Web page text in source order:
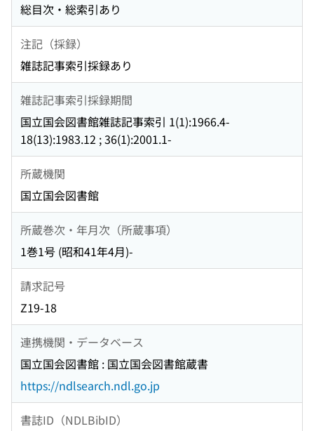
総目次・総索引あり
注記（採録）
雑誌記事索引採録あり
雑誌記事索引採録期間
国立国会図書館雑誌記事索引 1(1):1966.4-
18(13):1983.12 ; 36(1):2001.1-
所蔵機関
国立国会図書館
所蔵巻次・年月次（所蔵事項）
1巻1号 (昭和41年4月)-
請求記号
Z19-18
連携機関・データベース
国立国会図書館 : 国立国会図書館蔵書
https://ndlsearch.ndl.go.jp
書誌ID（NDLBibID）